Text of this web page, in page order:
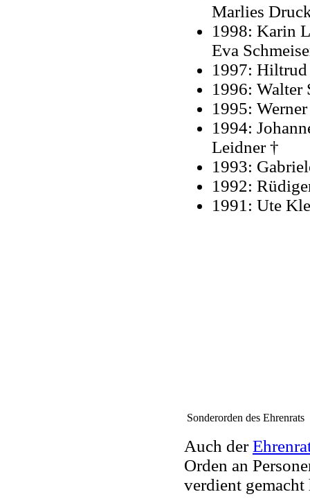
Marlies
1998: Karin
Eva
1997: Hiltrud
1996: Walter
1995:
1994:
Leidner †
1993:
1992:
1991: Ute
Sonderorden des Ehrenrats
Auch der
Orden an
verdient gemacht